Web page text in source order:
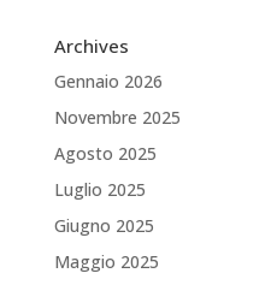
Archives
Gennaio 2026
Novembre 2025
Agosto 2025
Luglio 2025
Giugno 2025
Maggio 2025